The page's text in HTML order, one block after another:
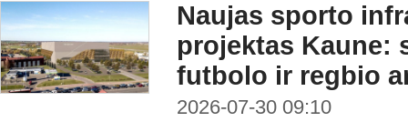
Naujas sporto
projektas Kaune:
futbolo ir regbio
2026-07-30 09:10